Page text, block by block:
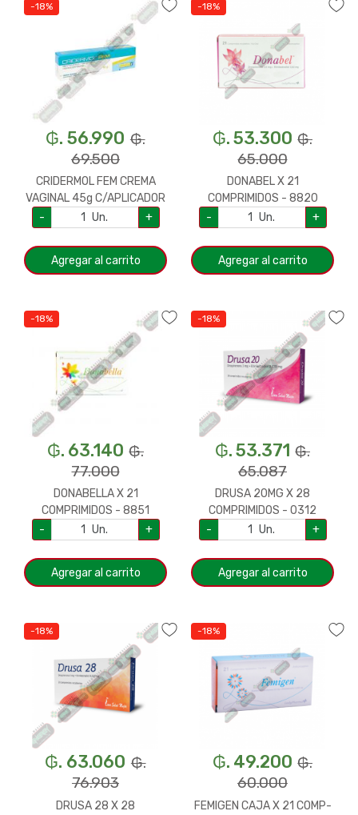
-18%
₲. 56.990 ₲.
69.500
CRIDERMOL FEM CREMA
VAGINAL 45g C/APLICADOR
- 1890
- Un. +
Agregar al carrito
-18%
₲. 53.300 ₲.
65.000
DONABEL X 21
COMPRIMIDOS - 8820
-
Un. +
Agregar al carrito
-18%
₲. 63.140 ₲.
77.000
DONABELLA X 21
COMPRIMIDOS - 8851
-
Un. +
Agregar al carrito
-18%
₲. 53.371 ₲.
65.087
DRUSA 20MG X 28
COMPRIMIDOS - 0312
-
Un. +
Agregar al carrito
-18%
₲. 63.060 ₲.
76.903
DRUSA 28 X 28
-18%
₲. 49.200 ₲.
60.000
FEMIGEN CAJA X 21 COMP-